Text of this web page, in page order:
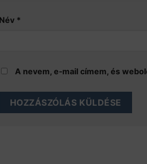
Név *
A nevem, e-mail címem, és